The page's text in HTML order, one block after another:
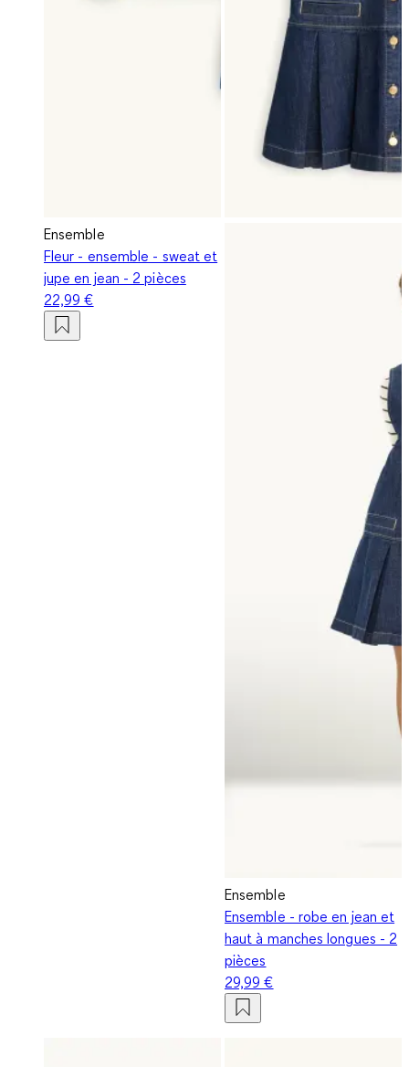
Ensemble
Fleur - ensemble - sweat et
jupe en jean - 2 pièces
22,99 €
Ensemble
Ensemble - robe en jean et
haut à manches longues - 2
pièces
29,99 €